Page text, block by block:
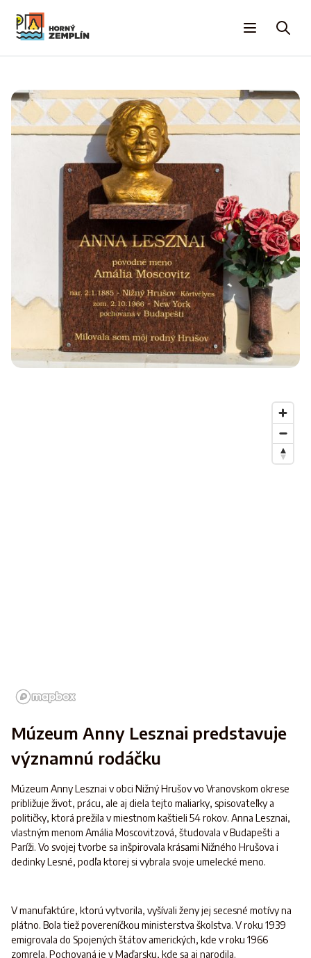
Múzeum Anny Lesznai predstavuje
významnú rodáčku
Múzeum Anny Lesznai v obci Nižný Hrušov vo Vranovskom okrese
približuje život, prácu, ale aj diela tejto maliarky, spisovateľky a
političky, ktorá prežila v miestnom kaštieli 54 rokov. Anna Lesznai,
vlastným menom Amália Moscovitzová, študovala v Budapešti a
Paríži. Vo svojej tvorbe sa inšpirovala krásami Nižného Hrušova i
dedinky Lesné, podľa ktorej si vybrala svoje umelecké meno.
V manufaktúre, ktorú vytvorila, vyšívali ženy jej secesné motívy na
plátno. Bola tiež povereníčkou ministerstva školstva. V roku 1939
emigrovala do Spojených štátov amerických, kde v roku 1966
zomrela. Pochovaná je v Maďarsku, kde sa aj narodila.